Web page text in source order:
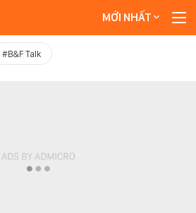
MỚI NHẤT
#B&F Talk